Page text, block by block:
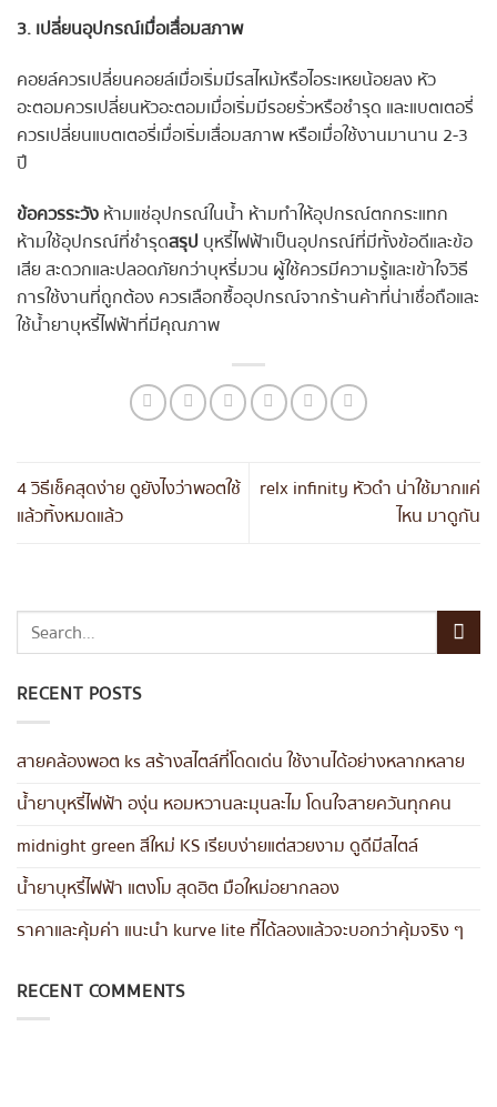
3. เปลี่ยนอุปกรณ์เมื่อเสื่อมสภาพ
คอยล์ควรเปลี่ยนคอยล์เมื่อเริ่มมีรสไหม้หรือไอระเหยน้อยลง หัว
อะตอมควรเปลี่ยนหัวอะตอมเมื่อเริ่มมีรอยรั่วหรือชำรุด และแบตเตอรี่
ควรเปลี่ยนแบตเตอรี่เมื่อเริ่มเสื่อมสภาพ หรือเมื่อใช้งานมานาน 2-3
ปี
ข้อควรระวังห้ามแช่อุปกรณ์ในน้ำ ห้ามทำให้อุปกรณ์ตกกระแทก
ห้ามใช้อุปกรณ์ที่ชำรุดสรุปบุหรี่ไฟฟ้าเป็นอุปกรณ์ที่มีทั้งข้อดีและข้อ
เสีย สะดวกและปลอดภัยกว่าบุหรี่มวน ผู้ใช้ควรมีความรู้และเข้าใจวิธี
การใช้งานที่ถูกต้อง ควรเลือกซื้ออุปกรณ์จากร้านค้าที่น่าเชื่อถือและ
ใช้น้ำยาบุหรี่ไฟฟ้าที่มีคุณภาพ
4 วิธีเช็คสุดง่าย ดูยังไงว่าพอตใช้
แล้วทิ้งหมดแล้ว
relx infinity หัวดํา น่าใช้มากแค่
ไหน มาดูกัน
RECENT POSTS
สายคล้องพอต ks สร้างสไตล์ที่โดดเด่น ใช้งานได้อย่างหลากหลาย
น้ำยาบุหรี่ไฟฟ้า องุ่น หอมหวานละมุนละไม โดนใจสายควันทุกคน
midnight green สีใหม่ KS เรียบง่ายแต่สวยงาม ดูดีมีสไตล์
น้ำยาบุหรี่ไฟฟ้า แตงโม สุดฮิต มือใหม่อยากลอง
ราคาและคุ้มค่า แนะนำ kurve lite ที่ได้ลองแล้วจะบอกว่าคุ้มจริง ๆ
RECENT COMMENTS